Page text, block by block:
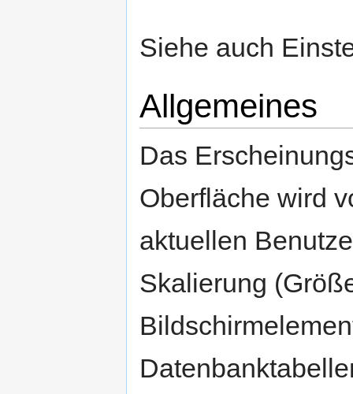
Siehe auch
Allgemeines
Das
Oberfläche wird
aktuellen
Skalierung